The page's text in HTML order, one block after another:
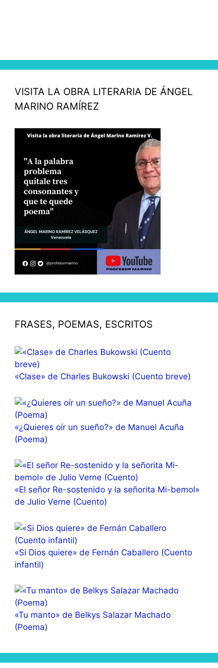
VISITA LA OBRA LITERARIA DE ÁNGEL
MARINO RAMÍREZ
FRASES, POEMAS, ESCRITOS
«Clase» de Charles Bukowski (Cuento breve)
«¿Quieres oír un sueño?» de Manuel Acuña
(Poema)
«El señor Re-sostenido y la señorita Mi-bemol»
de Julio Verne (Cuento)
«Si Dios quiere» de Fernán Caballero (Cuento
infantil)
«Tu manto» de Belkys Salazar Machado
(Poema)